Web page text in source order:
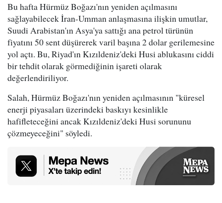
Bu hafta Hürmüz Boğazı'nın yeniden açılmasını
sağlayabilecek İran-Umman anlaşmasına ilişkin umutlar,
Suudi Arabistan'ın Asya'ya sattığı ana petrol türünün
fiyatını 50 sent düşürerek varil başına 2 dolar gerilemesine
yol açtı. Bu, Riyad'ın Kızıldeniz'deki Husi ablukasını ciddi
bir tehdit olarak görmediğinin işareti olarak
değerlendiriliyor.
Salah, Hürmüz Boğazı'nın yeniden açılmasının "küresel
enerji piyasaları üzerindeki baskıyı kesinlikle
hafifleteceğini ancak Kızıldeniz'deki Husi sorununu
çözmeyeceğini" söyledi.